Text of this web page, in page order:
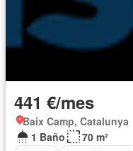
441 €/mes
Baix Camp, Catalunya
1 Baño
70 m²